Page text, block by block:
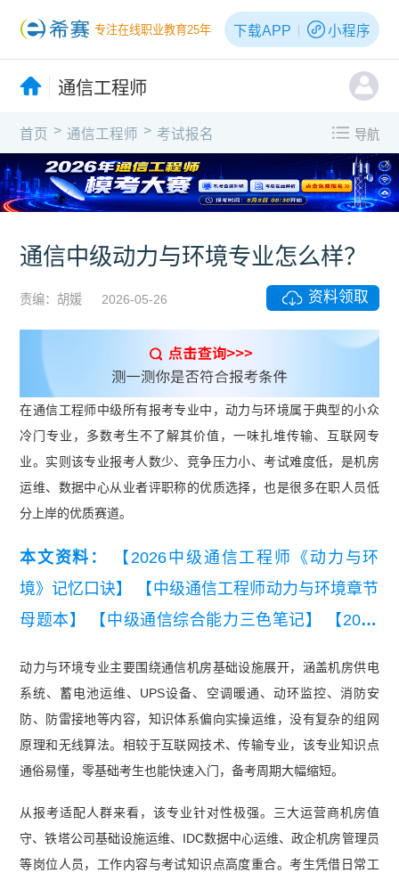
专注在线职业教育25年 下载APP 小程序
通信工程师
首页 > 通信工程师 > 考试报名 导航
X
通信中级动力与环境专业怎么样？
责编：胡媛 2026-05-26 资料领取
在通信工程师中级所有报考专业中，动力与环境属于典型的小众
冷门专业，多数考生不了解其价值，一味扎堆传输、互联网专
业。实则该专业报考人数少、竞争压力小、考试难度低，是机房
运维、数据中心从业者评职称的优质选择，也是很多在职人员低
分上岸的优质赛道。
本文资料：
【2026中级通信工程师《动力与环
境》记忆口诀】
【中级通信工程师动力与环境章节
母题本】
【中级通信综合能力三色笔记】
【2025
【2026年中级通信工程师动力与环境知识点集锦】
【2026年中级通信工程师综合能力知识点集锦】
【中级通信工程师动力与环境全真模拟密卷及答
案】
动力与环境专业主要围绕通信机房基础设施展开，涵盖机房供电
系统、蓄电池运维、UPS设备、空调暖通、动环监控、消防安
防、防雷接地等内容，知识体系偏向实操运维，没有复杂的组网
原理和无线算法。相较于互联网技术、传输专业，该专业知识点
通俗易懂，零基础考生也能快速入门，备考周期大幅缩短。
从报考适配人群来看，该专业针对性极强。三大运营商机房值
守、铁塔公司基础设施运维、IDC数据中心运维、政企机房管理员
等岗位人员，工作内容与考试知识点高度重合。考生凭借日常工